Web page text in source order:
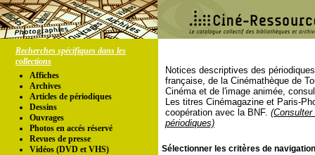
Recherches spécifiques dans les
collections
Affiches
Archives
Articles de périodiques
Dessins
Ouvrages
Photos en accés réservé
Revues de presse
Vidéos (DVD et VHS)
Notices descriptives des
française, de la Cinémathèque de
Cinéma et de l'image animée,
Les titres Cinémagazine et Paris-
coopération avec la BNF.
périodiques)
Sélectionner les critères de